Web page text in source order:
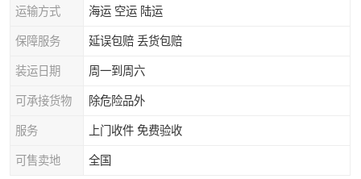
运输方式 海运 空运 陆运
保障服务 延误包赔 丢货包赔
装运日期 周一到周六
可承接货物 除危险品外
服务 上门收件 免费验收
可售卖地 全国